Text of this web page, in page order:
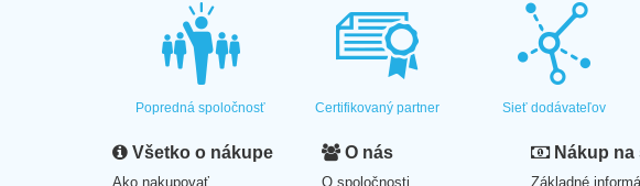
Popredná spoločnosť Certifikovaný partner Sieť dodávateľov
Všetko o nákupe
Ako nakupovať
O nás
O spoločnosti
Nákup na
Základné